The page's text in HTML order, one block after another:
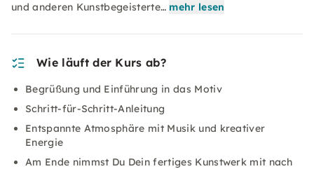
und anderen Kunstbegeisterte… mehr lesen
Wie läuft der Kurs ab?
Begrüßung und Einführung in das Motiv
Schritt-für-Schritt-Anleitung
Entspannte Atmosphäre mit Musik und kreativer
Energie
Am Ende nimmst Du Dein fertiges Kunstwerk mit nach